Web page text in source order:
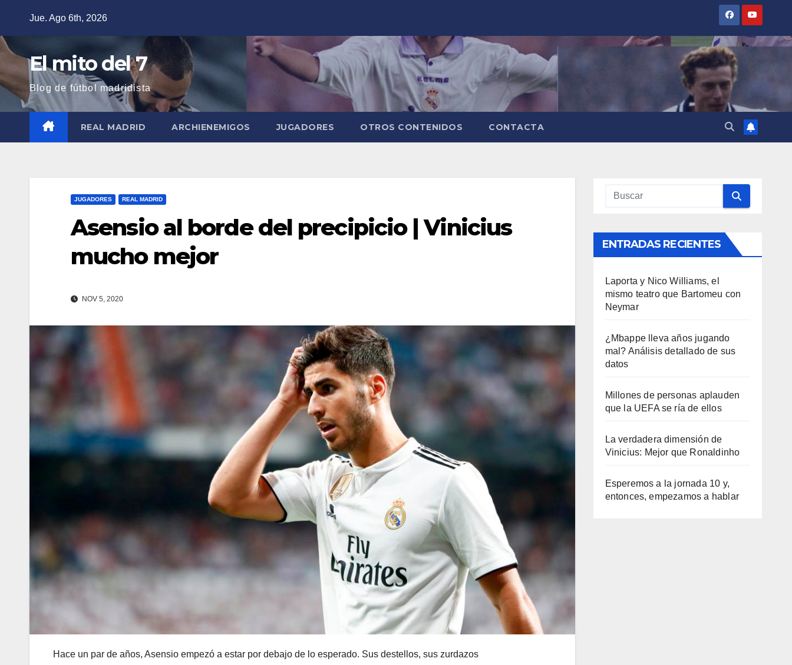
contenido
Jue. Ago 6th, 2026
El mito del 7
Blog de fútbol madridista
REAL MADRID ARCHIENEMIGOS JUGADORES OTROS CONTENIDOS CONTACTA
JUGADORES REAL MADRID
Asensio al borde del precipicio | Vinicius
mucho mejor
NOV 5, 2020
Hace un par de años, Asensio empezó a estar por debajo de lo esperado. Sus destellos, sus zurdazos
ENTRADAS RECIENTES
Laporta y Nico Williams, el
mismo teatro que Bartomeu con
Neymar
¿Mbappe lleva años jugando
mal? Análisis detallado de sus
datos
Millones de personas aplauden
que la UEFA se ría de ellos
La verdadera dimensión de
Vinicius: Mejor que Ronaldinho
Esperemos a la jornada 10 y,
entonces, empezamos a hablar